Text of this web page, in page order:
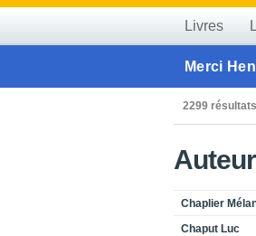
Livres
Merci
2299 résultats
Chaplier
Chaput Luc